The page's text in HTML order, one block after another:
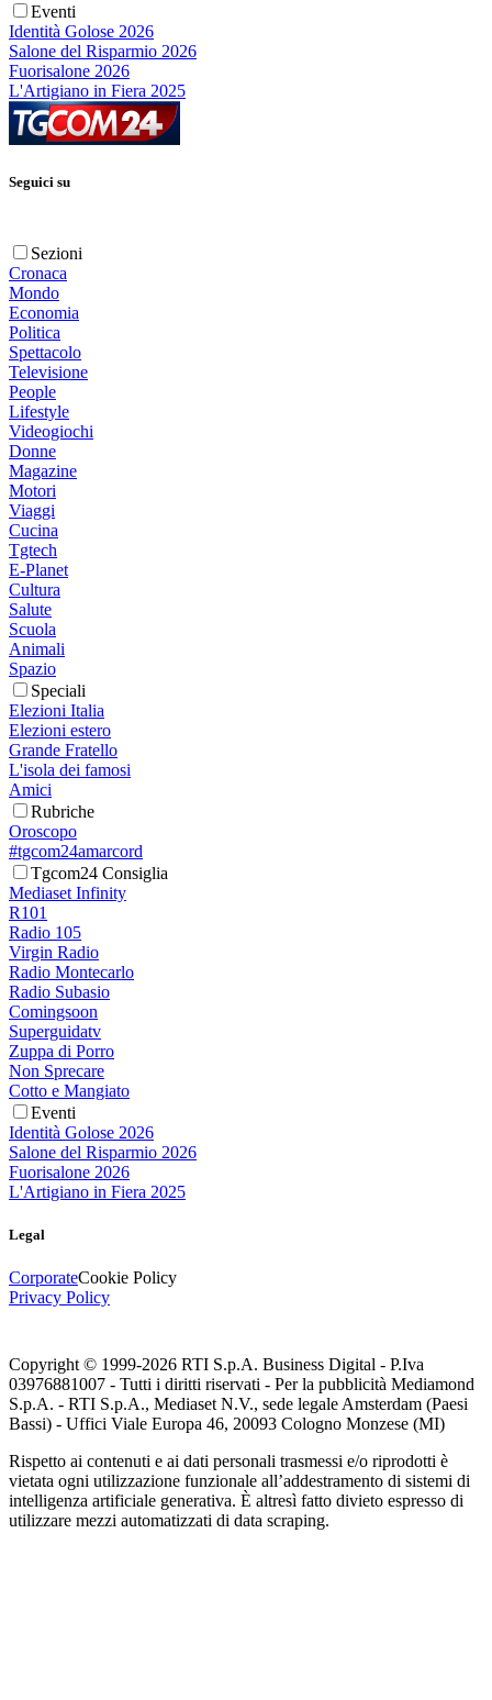
Eventi
Identità Golose 2026
Salone del Risparmio 2026
Fuorisalone 2026
L'Artigiano in Fiera 2025
Seguici su
Sezioni
Cronaca
Mondo
Economia
Politica
Spettacolo
Televisione
People
Lifestyle
Videogiochi
Donne
Magazine
Motori
Viaggi
Cucina
Tgtech
E-Planet
Cultura
Salute
Scuola
Animali
Spazio
Speciali
Elezioni Italia
Elezioni estero
Grande Fratello
L'isola dei famosi
Amici
Rubriche
Oroscopo
#tgcom24amarcord
Tgcom24 Consiglia
Mediaset Infinity
R101
Radio 105
Virgin Radio
Radio Montecarlo
Radio Subasio
Comingsoon
Superguidatv
Zuppa di Porro
Non Sprecare
Cotto e Mangiato
Eventi
Identità Golose 2026
Salone del Risparmio 2026
Fuorisalone 2026
L'Artigiano in Fiera 2025
Legal
CorporateCookie Policy
Privacy Policy
Copyright © 1999-2026 RTI S.p.A. Business Digital - P.Iva
03976881007 - Tutti i diritti riservati - Per la pubblicità Mediamond
S.p.A. - RTI S.p.A., Mediaset N.V., sede legale Amsterdam (Paesi
Bassi) - Uffici Viale Europa 46, 20093 Cologno Monzese (MI)
Rispetto ai contenuti e ai dati personali trasmessi e/o riprodotti è
vietata ogni utilizzazione funzionale all’addestramento di sistemi di
intelligenza artificiale generativa. È altresì fatto divieto espresso di
utilizzare mezzi automatizzati di data scraping.